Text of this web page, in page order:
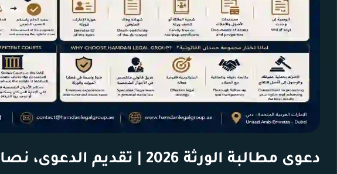
دعوى مطالبة الورثة 2026 | تقديم الدعوى، نصائح، خدماتنا